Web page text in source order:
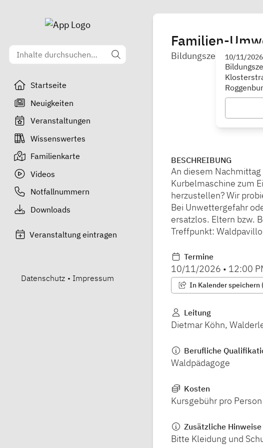
Startseite
Neuigkeiten
Veranstaltungen
Wissenswertes
Familienkarte
Videos
Notfallnummern
Downloads
Veranstaltung eintragen
Datenschutz • Impressum
Familien-
Bildungszentrum für
10/11/2026
BESCHREIBUNG
An diesem
Kurbelmaschine zum
herzustellen? Wir
Bei Unwettergefahr
ersatzlos. Eltern bzw.
Treffpunkt:
Termine
10/11/2026 • 12:00
In Kalender speichern
Leitung
Dietmar Köhn,
Berufliche
Waldpädagoge
Kosten
Kursgebühr pro
Zusätzliche Hinweise
Bitte Kleidung und